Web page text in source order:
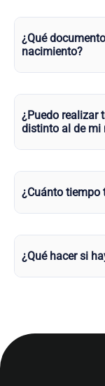
¿Qué
nacimiento?
¿Puedo realizar
distinto al de mi
¿Cuánto tiempo
¿Qué hacer si